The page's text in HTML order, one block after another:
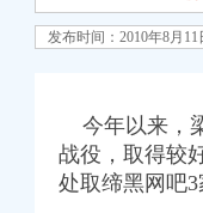
)
发布时间：2010年8月
今年以来，
战役，取得较
处取缔黑网吧